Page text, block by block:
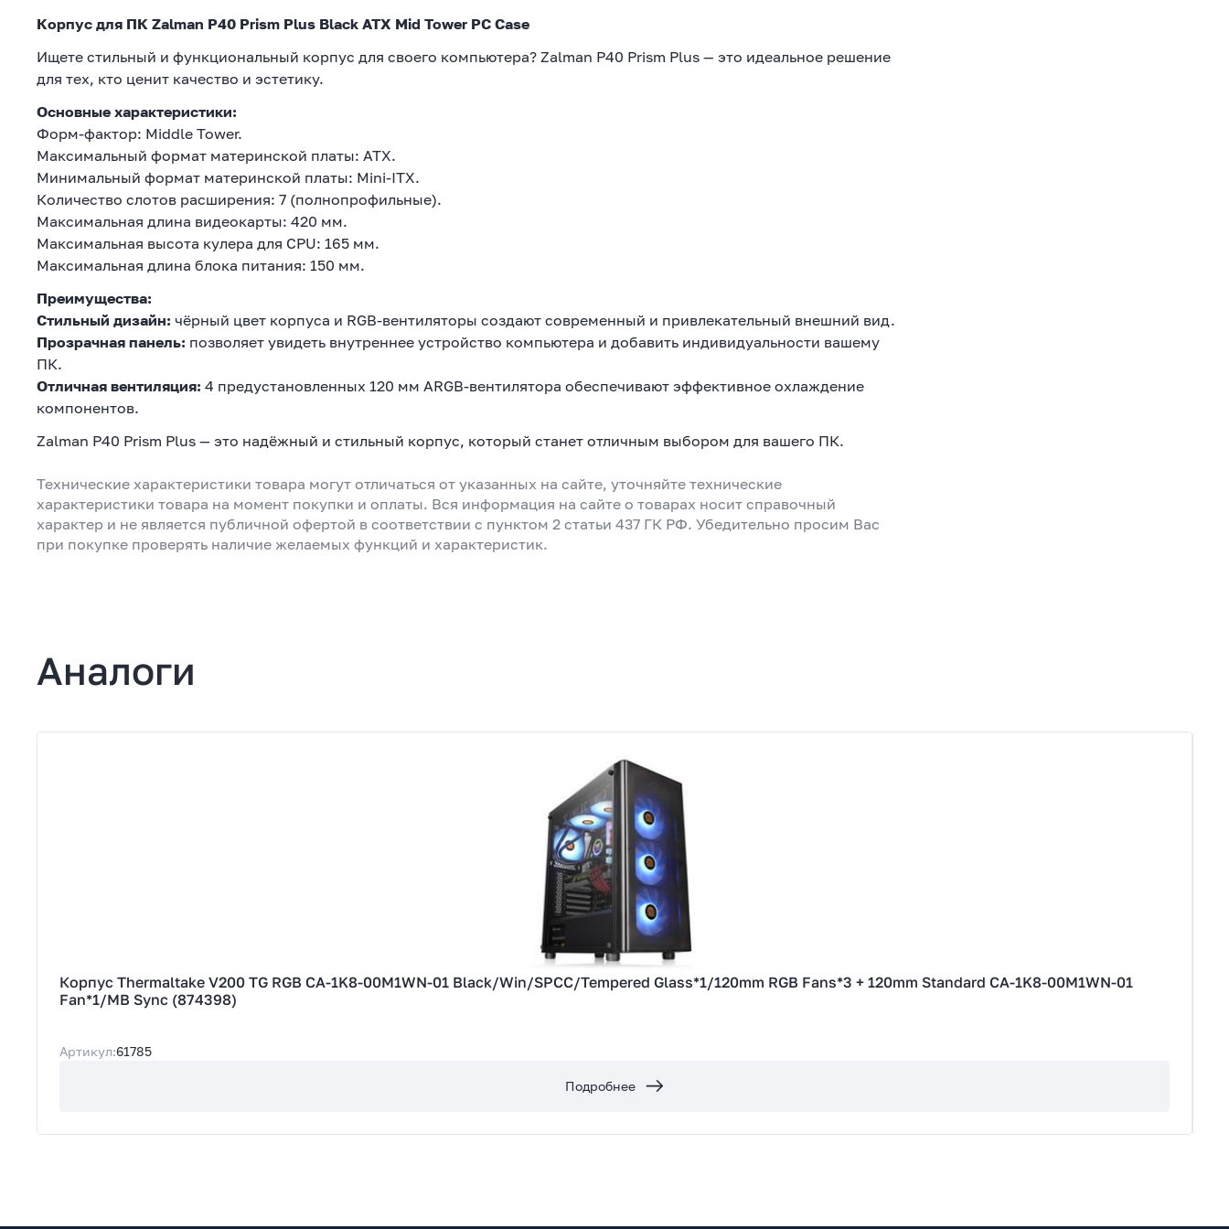
Корпус для ПК Zalman P40 Prism Plus Black ATX Mid Tower PC Case
Ищете стильный и функциональный корпус для своего компьютера? Zalman P40 Prism Plus — это идеальное решение
для тех, кто ценит качество и эстетику.
Основные характеристики:
Форм-фактор: Middle Tower.
Максимальный формат материнской платы: ATX.
Минимальный формат материнской платы: Mini-ITX.
Количество слотов расширения: 7 (полнопрофильные).
Максимальная длина видеокарты: 420 мм.
Максимальная высота кулера для CPU: 165 мм.
Максимальная длина блока питания: 150 мм.
Преимущества:
Стильный дизайн: чёрный цвет корпуса и RGB-вентиляторы создают современный и привлекательный внешний вид.
Прозрачная панель: позволяет увидеть внутреннее устройство компьютера и добавить индивидуальности вашему
ПК.
Отличная вентиляция: 4 предустановленных 120 мм ARGB-вентилятора обеспечивают эффективное охлаждение
компонентов.
Zalman P40 Prism Plus — это надёжный и стильный корпус, который станет отличным выбором для вашего ПК.
Технические характеристики товара могут отличаться от указанных на сайте, уточняйте технические
характеристики товара на момент покупки и оплаты. Вся информация на сайте о товарах носит справочный
характер и не является публичной офертой в соответствии с пунктом 2 статьи 437 ГК РФ. Убедительно просим Вас
при покупке проверять наличие желаемых функций и характеристик.
Аналоги
Корпус Thermaltake V200 TG RGB CA-1K8-00M1WN-01 Black/Win/SPCC/Tempered Glass*1/120mm RGB Fans*3 + 120mm Standard CA-1K8-00M1WN-01
Fan*1/MB Sync (874398)
Артикул:61785
Подробнее